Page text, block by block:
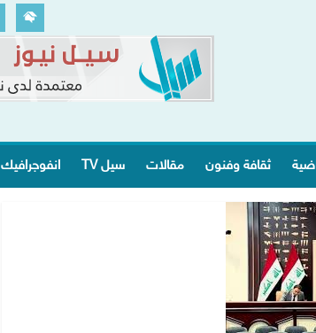
ثقافة وفنون مقالات سيل TV انفوجرافيك